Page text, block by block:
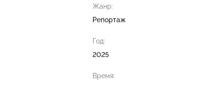
Жанр:
Репортаж
Год:
2025
Время: